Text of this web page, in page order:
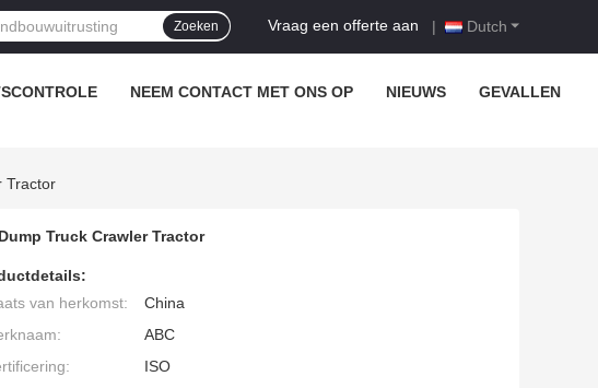
Dutch
Vraag een offerte aan |
Zoeken
NEEM CONTACT MET ONS OP NIEUWS GEVALLEN
Tractor
Truck Crawler Tractor
van herkomst:
China
ABC
ISO